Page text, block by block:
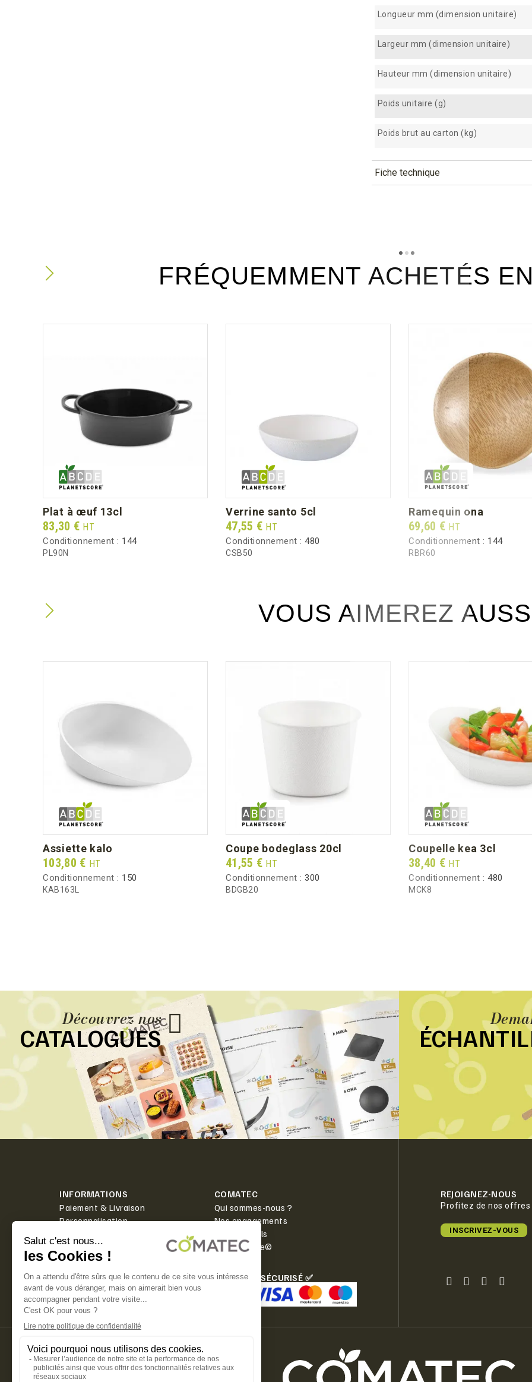
Longueur mm (dimension unitaire)
Largeur mm (dimension unitaire)
Hauteur mm (dimension unitaire)
Poids unitaire (g)
Poids brut au carton (kg)
Fiche technique
FRÉQUEMMENT ACHETÉS
plat à œuf 13cl
Prix
83,30 € HT
Conditionnement : 144
PL90N
verrine santo 5cl
Prix
47,55 € HT
Conditionnement : 480
CSB50
ramequin ona
Prix
69,60 € HT
Conditionnement : 144
RBR60
VOUS AIMEREZ
assiette kalo
Prix
103,80 € HT
Conditionnement : 150
KAB163L
coupe bodeglass 20cl
Prix
41,55 € HT
Conditionnement : 300
BDGB20
coupelle kea 3cl
Prix
38,40 € HT
Conditionnement : 480
MCK8
Découvrez nos
CATALOGUES
INFORMATIONS
Paiement & Livraison
Personnalisation
Contact
COMATEC
Qui sommes-nous ?
Nos engagements
Boîte à outils
PlanetScore©
LIVRAISON
Offerte dès 350€ HT d'achat.
PAIEMENT SÉCURISÉ ✅
REJOIGNEZ-NOUS
Profitez de nos offres
INSCRIVEZ-VOUS